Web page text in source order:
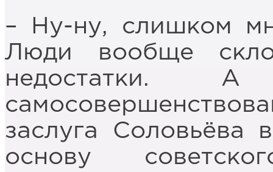
– Ну-ну, слишком
Люди вообще
недостатки. А
заслуга Соловьёва
основу